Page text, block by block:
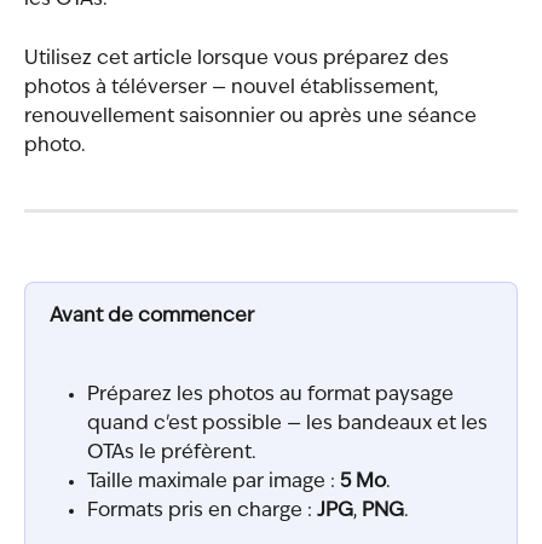
Utilisez cet article lorsque vous préparez des
photos à téléverser — nouvel établissement,
renouvellement saisonnier ou après une séance
photo.
Avant de commencer
Préparez les photos au format paysage
quand c'est possible — les bandeaux et les
OTAs le préfèrent.
Taille maximale par image : 5 Mo.
Formats pris en charge : JPG, PNG.